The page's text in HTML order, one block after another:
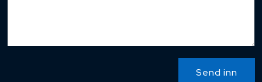
Send inn